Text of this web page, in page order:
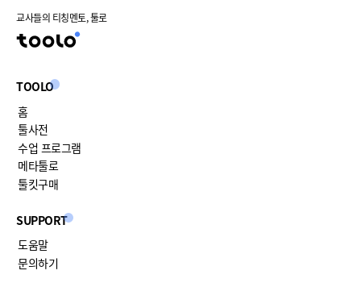
교사들의 티칭멘토, 툴로
TOOLO
홈
툴사전
수업 프로그램
메타툴로
툴킷구매
SUPPORT
도움말
문의하기